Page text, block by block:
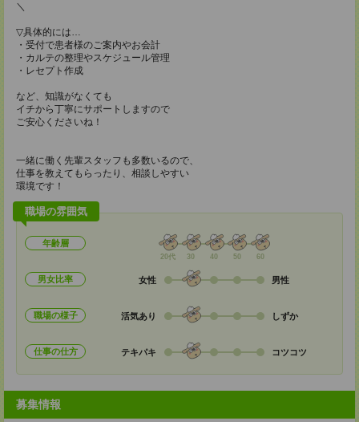
＼
▽具体的には…
・受付で患者様のご案内やお会計
・カルテの整理やスケジュール管理
・レセプト作成
など、知識がなくても
イチから丁寧にサポートしますので
ご安心くださいね！
一緒に働く先輩スタッフも多数いるので、
仕事を教えてもらったり、相談しやすい
環境です！
職場の雰囲気
年齢層
20代 30 40 50 60
男女比率 女性 男性
職場の様子 活気あり しずか
仕事の仕方 テキパキ コツコツ
募集情報